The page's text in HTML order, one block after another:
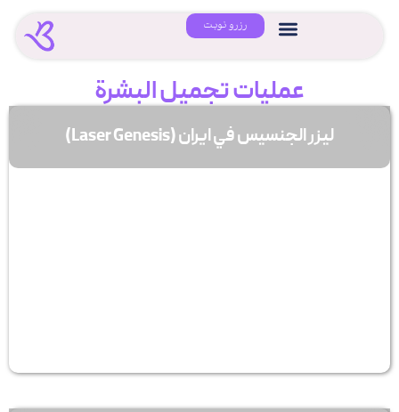
رزرو نوبت
عملیات تجمیل البشرة
لیزر الجنسیس في ایران (Laser Genesis)